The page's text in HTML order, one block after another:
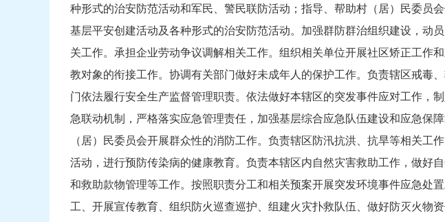
种形式的治安防范活动和军民、警民联防活动；指导、帮助村（居）民委员
基层平安创建活动及各种形式的治安防范活动。加强群防群治组织建设，动
关工作。承担企业劳动争议调解相关工作。组织相关单位开展社区矫正工作
教对象的衔接工作。协调有关部门做好未成年人的保护工作。负责辖区戒毒
门依法履行安全生产监督管理职责。依法做好本辖区的突发事件应对工作，
急联动机制，严格落实应急管理责任，加强基层综合应急队伍建设和应急保
（居）民委员会开展群众性的消防工作。负责辖区防汛抗洪、抗旱等相关
活动，进行预防传染病的健康教育。负责本辖区内自然灾害救助工作，做好
和救助款物管理等工作。按照职责分工和相关预案开展突发环境事件应急处
工、开展宣传教育、组织防火巡查巡护、组建火灾扑救队伍、做好防灭火物